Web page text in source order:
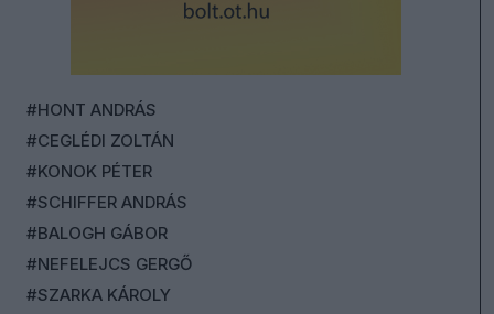
#HONT ANDRÁS
#CEGLÉDI ZOLTÁN
#KONOK PÉTER
#SCHIFFER ANDRÁS
#BALOGH GÁBOR
#NEFELEJCS GERGŐ
#SZARKA KÁROLY